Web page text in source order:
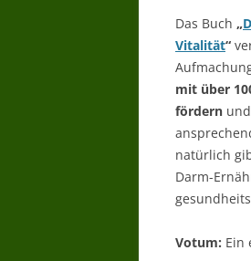
Das Buch „
Vitalität“
mit über
fördern
natürlich
Darm-
Votum: Ein